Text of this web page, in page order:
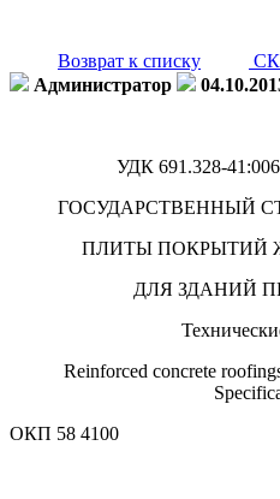
Возврат к списку
Администратор
УДК 691.328-
ГОСУДАРСТВЕННЫЙ
ПЛИТЫ ПОКРЫТИЙ
ДЛЯ ЗДАНИЙ
Reinforced concrete
ОКП 58 4100